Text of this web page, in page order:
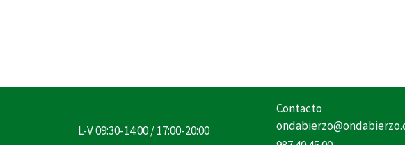
L-V 09:30-14:00 / 17:00-20:00
Contacto